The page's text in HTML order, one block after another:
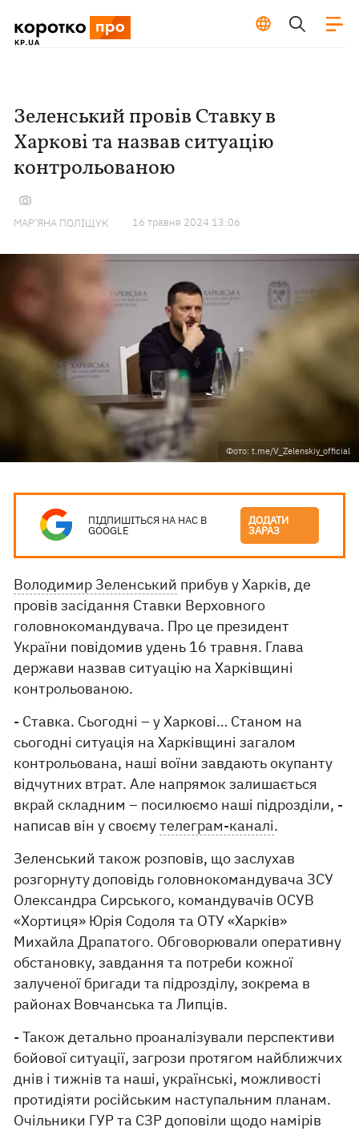
Зеленський провів Ставку в
Харкові та назвав ситуацію
контрольованою
МАР'ЯНА ПОЛІЩУК 16 травня 2024 13:06
Фото: t.me/V_Zelenskiy_official
ПІДПИШІТЬСЯ НА НАС В
GOOGLE
ДОДАТИ
ЗАРАЗ
Володимир Зеленський прибув у Харків, де
провів засідання Ставки Верховного
головнокомандувача. Про це президент
України повідомив удень 16 травня. Глава
держави назвав ситуацію на Харківщині
контрольованою.
- Ставка. Сьогодні – у Харкові… Станом на
сьогодні ситуація на Харківщині загалом
контрольована, наші воїни завдають окупанту
відчутних втрат. Але напрямок залишається
вкрай складним – посилюємо наші підрозділи, -
написав він у своємутелеграм-каналі.
Зеленський також розповів, що заслухав
розгорнуту доповідь головнокомандувача ЗСУ
Олександра Сирського, командувачів ОСУВ
«Хортиця» Юрія Содоля та ОТУ «Харків»
Михайла Драпатого. Обговорювали оперативну
обстановку, завдання та потреби кожної
залученої бригади та підрозділу, зокрема в
районах Вовчанська та Липців.
- Також детально проаналізували перспективи
бойової ситуації, загрози протягом найближчих
днів і тижнів та наші, українські, можливості
протидіяти російським наступальним планам.
Очільники ГУР та СЗР доповіли щодо намірів